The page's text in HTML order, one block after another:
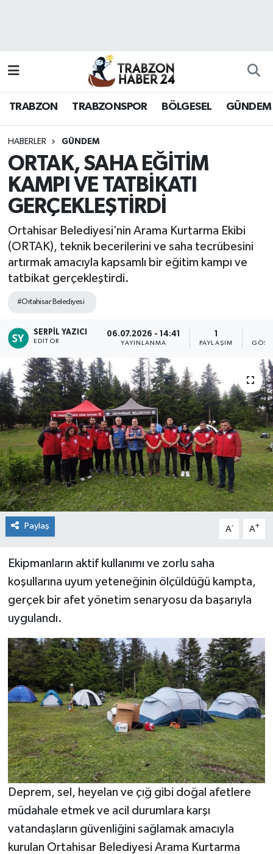
TRABZON TRABZONSPOR BÖLGESEL GÜNDEM
HABERLER GÜNDEM
ORTAK, SAHA EĞİTİM
KAMPI VE TATBİKATI
GERÇEKLEŞTİRDİ
Ortahisar Belediyesi’nin Arama Kurtarma Ekibi
(ORTAK), teknik becerilerini ve saha tecrübesini
artırmak amacıyla kapsamlı bir eğitim kampı ve
tatbikat gerçekleştirdi.
#Ortahisar Belediyesi
SERPIL YAZICI
EDITÖR
06.07.2026 - 14:41
YAYINLANMA
1
PAYLAŞIM
Paylaş A- A+
Ekipmanların aktif kullanımı ve zorlu saha
koşullarına uyum yeteneğinin ölçüldüğü kampta,
gerçek bir afet yönetim senaryosu da başarıyla
uygulandı.
Deprem, sel, heyelan ve çığ gibi doğal afetlere
müdahale etmek ve acil durumlara karşı
vatandaşların güvenliğini sağlamak amacıyla
kurulan Ortahisar Belediyesi Arama Kurtarma
Hava Durumu
Namaz Vakitleri
Trafik Durumu
Süper Lig Puan Durumu ve Fikstür
Tüm Manşetler
Son Dakika Haberleri
Haber Arşivi